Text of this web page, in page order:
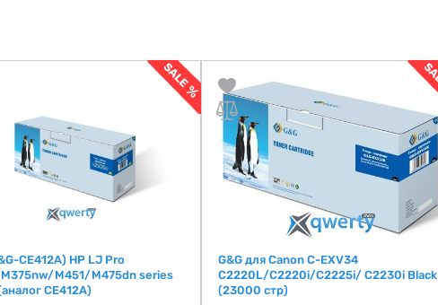
CE412A) HP LJ Pro
M451/M475dn series
CE412A)
G&G для Canon C-EXV34
C2220L/C2220i/C2225i/ C2230i Black
(23000 стр)